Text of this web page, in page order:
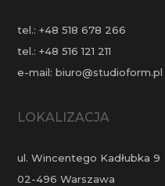
tel.:+48 518 678 266
tel.:+48 516 121 211
e-mail:biuro@studioform.pl
LOKALIZACJA
ul. Wincentego Kadłubka 9
02-496 Warszawa